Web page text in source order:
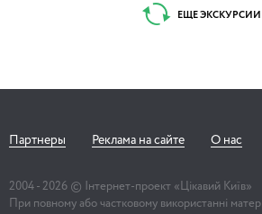
ЕЩЕ ЭКСКУРСИИ
Партнеры Реклама на сайте О нас
2004 - 2026 © Інтернет-проект «Цікавий Київ»
При повному або частковому використанні